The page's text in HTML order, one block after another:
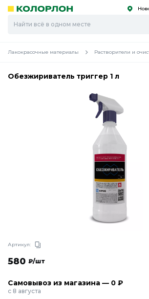
Скоро
Скоро
Лакокрасочные материалы Растворители и
Обезжириватель триггер 1 л
Артикул:
580 ₽/шт
Самовывоз из магазина — 0 ₽
с 8 августа